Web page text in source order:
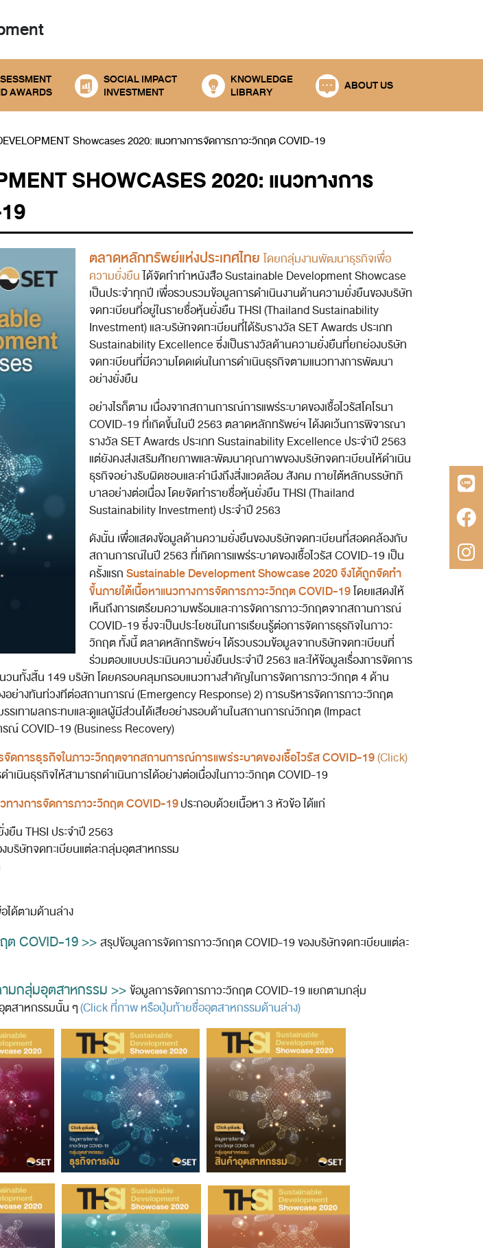
AWARDS
SOCIAL IMPACT
INVESTMENT
KNOWLEDGE
LIBRARY
ABOUT US
Showcases 2020: แนวทางการจัดการภาวะวิกฤต COVID-19
SHOWCASES 2020: แนวทางการ
ตลาดหลักทรัพย์แห่งประเทศไทย โดยกลุ่มงานพัฒนาธุรกิจเพื่อ
ความยั่งยืนได้จัดทำทำหนังสือ Sustainable Development Showcase
เป็นประจำทุกปี เพื่อรวบรวมข้อมูลการดำเนินงานด้านความยั่งยืนของบริษัท
จดทะเบียนที่อยู่ในรายชื่อหุ้นยั่งยืน THSI (Thailand Sustainability
Investment) และบริษัทจดทะเบียนที่ได้รับรางวัล SET Awards ประเภท
Sustainability Excellence ซึ่งเป็นรางวัลด้านความยั่งยืนที่ยกย่องบริษัท
จดทะเบียนที่มีความโดดเด่นในการดำเนินธุรกิจตามแนวทางการพัฒนา
อย่างยั่งยืน
อย่างไรก็ตาม เนื่องจากสถานการณ์การแพร่ระบาดของเชื้อไวรัสโคโรนา
COVID-19 ที่เกิดขึ้นในปี 2563 ตลาดหลักทรัพย์ฯ ได้งดเว้นการพิจารณา
รางวัล SET Awards ประเภท Sustainability Excellence ประจำปี 2563
แต่ยังคงส่งเสริมศักยภาพและพัฒนาคุณภาพของบริษัทจดทะเบียนให้ดำเนิน
ธุรกิจอย่างรับผิดชอบและคำนึงถึงสิ่งแวดล้อม สังคม ภายใต้หลักบรรษัทภิ
บาลอย่างต่อเนื่อง โดยจัดทำรายชื่อหุ้นยั่งยืน THSI (Thailand
Sustainability Investment) ประจำปี 2563
ดังนั้น เพื่อแสดงข้อมูลด้านความยั่งยืนของบริษัทจดทะเบียนที่สอดคล้องกับ
สถานการณ์ในปี 2563 ที่เกิดการแพร่ระบาดของเชื้อไวรัส COVID-19 เป็น
ครั้งแรกSustainable Development Showcase 2020 จึงได้ถูกจัดทำ
ขึ้นภายใต้เนื้อหาแนวทางการจัดการภาวะวิกฤต COVID-19โดยแสดงให้
เห็นถึงการเตรียมความพร้อมและการจัดการภาวะวิกฤตจากสถานการณ์
COVID-19 ซึ่งจะเป็นประโยชน์ในการเรียนรู้ต่อการจัดการธุรกิจในภาวะ
วิกฤต ทั้งนี้ ตลาดหลักทรัพย์ฯ ได้รวบรวมข้อมูลจากบริษัทจดทะเบียนที่
ร่วมตอบแบบประเมินความยั่งยืนประจำปี 2563 และให้ข้อมูลเรื่องการจัดการ
นทั้งสิ้น 149 บริษัท โดยครอบคลุมกรอบแนวทางสำคัญในการจัดการภาวะวิกฤต 4 ด้าน
อย่างทันท่วงทีต่อสถานการณ์ (Emergency Response) 2) การบริหารจัดการภาวะวิกฤต
รเทาผลกระทบและดูแลผู้มีส่วนได้เสียอย่างรอบด้านในสถานการณ์วิกฤต (Impact
ณ์ COVID-19 (Business Recovery)
ดการธุรกิจในภาวะวิกฤตจากสถานการณ์การแพร่ระบาดของเชื้อไวรัส COVID-19(Click)
เนินธุรกิจให้สามารถดำเนินการได้อย่างต่อเนื่องในภาวะวิกฤต COVID-19
างการจัดการภาวะวิกฤต COVID-19ประกอบด้วยเนื้อหา 3 หัวข้อ ได้แก่
ยืน THSI ประจำปี 2563
บริษัทจดทะเบียนแต่ละกลุ่มอุตสาหกรรม
ได้ตามด้านล่าง
ต COVID-19 >>สรุปข้อมูลการจัดการภาวะวิกฤต COVID-19 ของบริษัทจดทะเบียนแต่ละ
มกลุ่มอุตสาหกรรม >>ข้อมูลการจัดการภาวะวิกฤต COVID-19 แยกตามกลุ่ม
ตสาหกรรมนั้น ๆ(Click ที่ภาพ หรือปุ่มท้ายชื่ออุตสาหกรรมด้านล่าง)